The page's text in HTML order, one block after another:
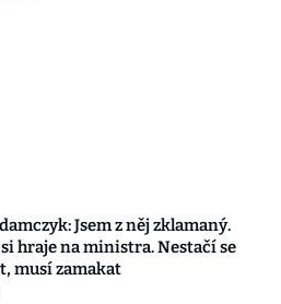
Jsem z něj zklamaný.
hraje na ministra. Nestačí se
musí zamakat